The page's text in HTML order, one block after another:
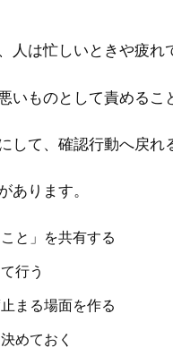
人は忙しいときや疲
いものとして責めるこ
して、確認行動へ戻れ
あります。
と」を共有する
行う
まる場面を作る
めておく